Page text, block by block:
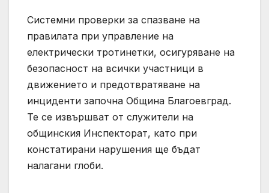
Системни проверки за спазване на
правилата при управление на
електрически тротинетки, осигуряване на
безопасност на всички участници в
движението и предотвратяване на
инциденти започна Община Благоевград.
Те се извършват от служители на
общинския Инспекторат, като при
констатирани нарушения ще бъдат
налагани глоби.